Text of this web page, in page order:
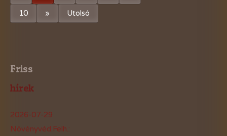
10 » Utolsó
Friss
hírek
2026-07-29
Növényvéd.Felh.: